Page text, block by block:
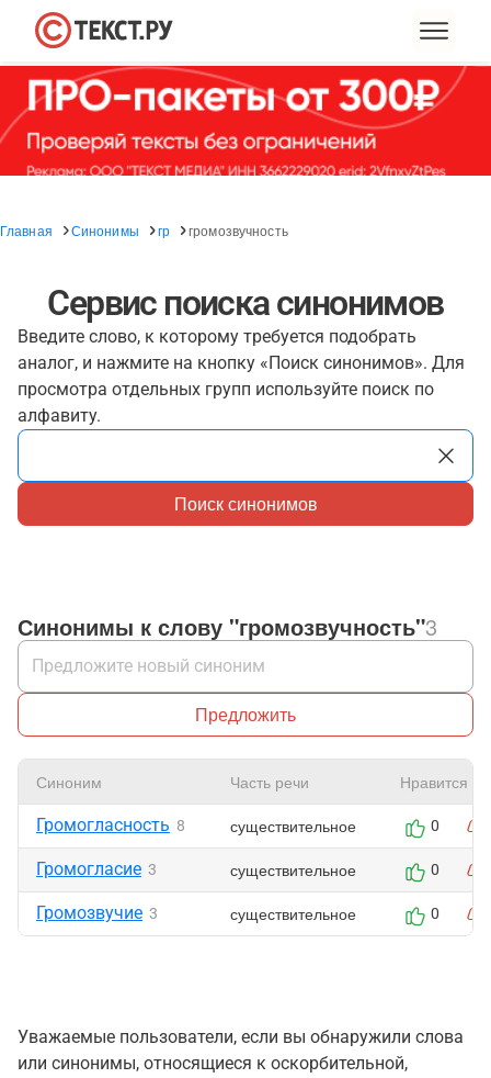
Главная Синонимы гр громозвучность
Сервис поиска синонимов
Введите слово, к которому требуется подобрать
аналог, и нажмите на кнопку «Поиск синонимов». Для
просмотра отдельных групп используйте поиск по
алфавиту.
Поиск синонимов
Синонимы к слову "громозвучность"3
Предложить
Синоним Часть речи Нравится
Громогласность 8 существительное 0
Громогласие 3 существительное 0
Громозвучие 3 существительное 0
Уважаемые пользователи, если вы обнаружили слова
или синонимы, относящиеся к оскорбительной,